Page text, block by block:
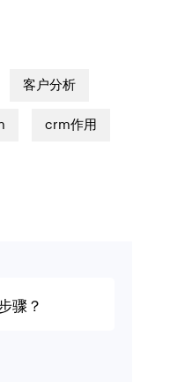
客户分析
crm作用
骤？